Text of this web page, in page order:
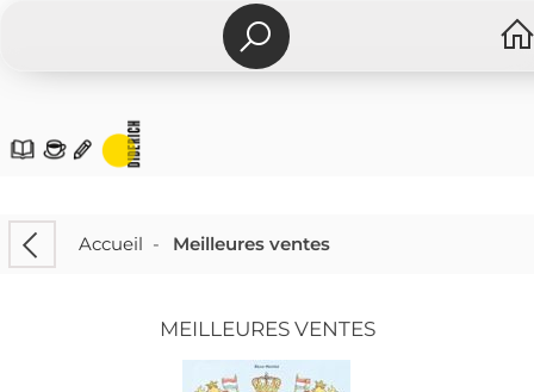
Accueil - Meilleures ventes
MEILLEURES VENTES